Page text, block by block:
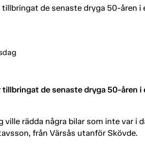
de senaste dryga 50-åren i
de senaste dryga 50-åren i
rädda några bilar som inte var i
från Värsås utanför Skövde.